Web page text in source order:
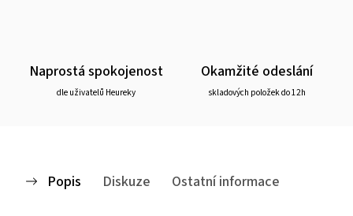
Naprostá spokojenost
dle uživatelů Heureky
Okamžité odeslání
skladových položek do 12h
Popis Diskuze Ostatní informace